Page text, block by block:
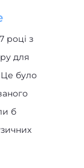
році з
для
Це було
б